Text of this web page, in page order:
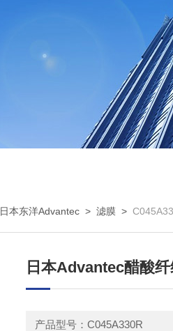
日本东洋Advantec >滤膜 >
日本Advantec醋酸
产品型号：C045A330R